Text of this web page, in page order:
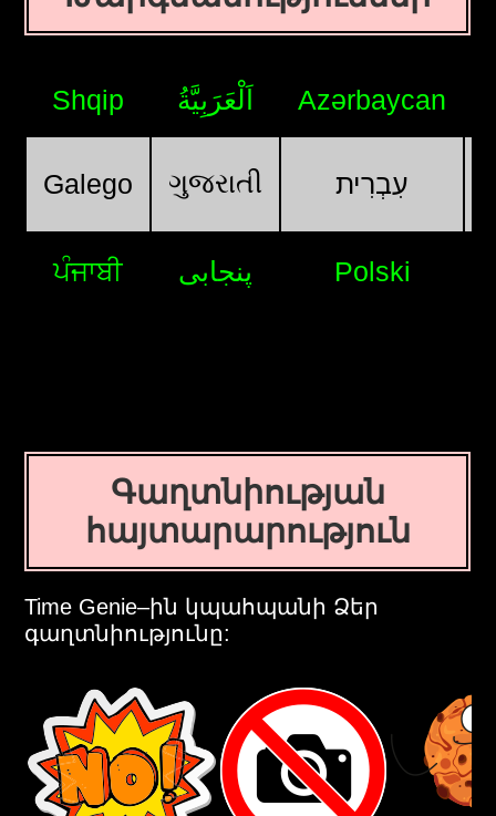
Shqip اَلْعَرَبِيَّةُ Azərbaycan
Galego ગુજરાતી עִבְרִית
ਪੰਜਾਬੀ پنجابی Polski
Գաղտնիության
հայտարարություն
Time Genie–ին կպահպանի Ձեր
գաղտնիությունը: